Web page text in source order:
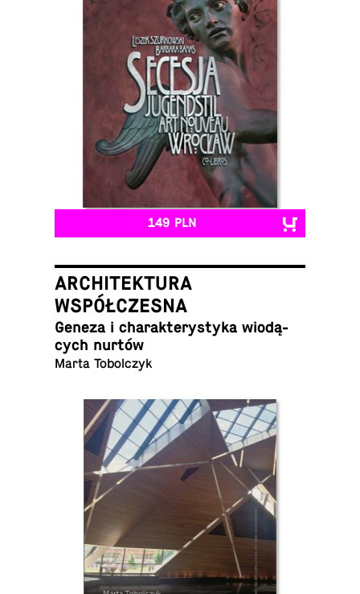
149 PLN
ARCHITEKTURA
WSPÓŁCZESNA
Geneza i cha­rak­te­ry­sty­ka wio­dą­
cych nurtów
Marta Tobolczyk